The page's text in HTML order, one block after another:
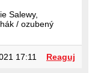
Salewy,
/ ozubený
17:11 Reaguj